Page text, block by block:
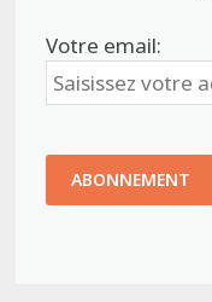
Votre email: